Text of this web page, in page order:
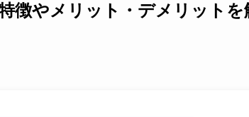
徴やメリット・デメリットを